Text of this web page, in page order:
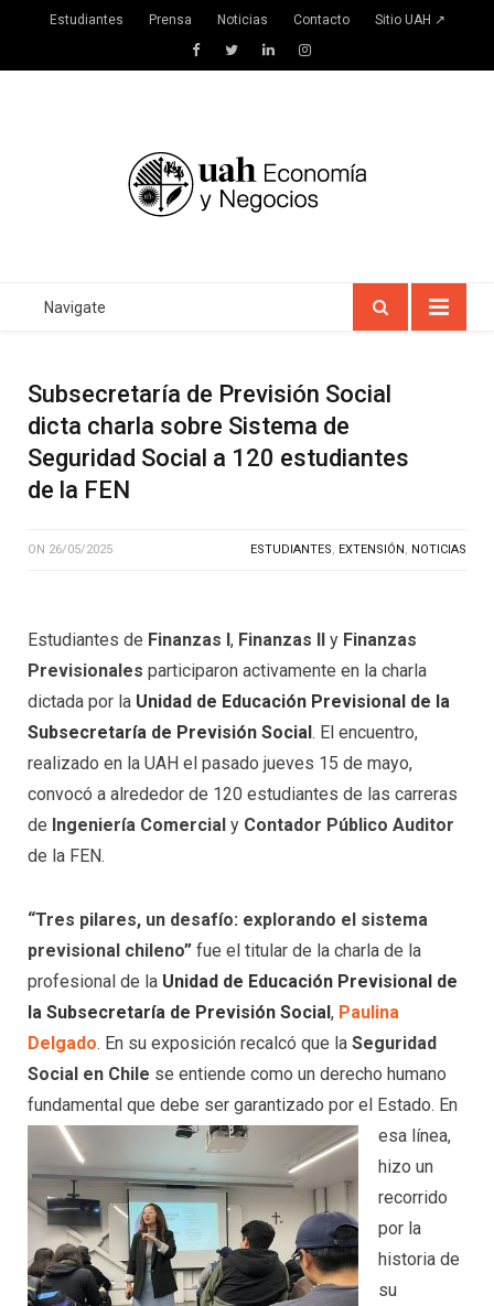
Estudiantes Prensa Noticias Contacto Sitio UAH ↗
FacebookTwitterLinkedInInstagram
Navigate
Subsecretaría de Previsión Social
dicta charla sobre Sistema de
Seguridad Social a 120 estudiantes
de la FEN
ON 26/05/2025 ESTUDIANTES, EXTENSIÓN, NOTICIAS
Estudiantes de Finanzas I, Finanzas II y Finanzas
Previsionales participaron activamente en la charla
dictada por la Unidad de Educación Previsional de la
Subsecretaría de Previsión Social. El encuentro,
realizado en la UAH el pasado jueves 15 de mayo,
convocó a alrededor de 120 estudiantes de las carreras
de Ingeniería Comercial y Contador Público Auditor
de la FEN.
“Tres pilares, un desafío: explorando el sistema
previsional chileno” fue el titular de la charla de la
profesional de la Unidad de Educación Previsional de
la Subsecretaría de Previsión Social, Paulina
Delgado. En su exposición recalcó que la Seguridad
Social en Chile se entiende como un derecho humano
fundamental que debe ser garantizado por el Estado. En
esa línea,
hizo un
recorrido
por la
historia de
su